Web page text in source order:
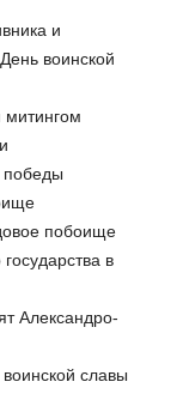
и
воинской
митингом
победы
побоище
в
Александро-
славы